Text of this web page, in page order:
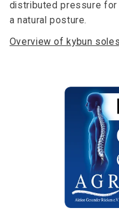
distributed pressure for
a natural posture.
Overview of kybun soles